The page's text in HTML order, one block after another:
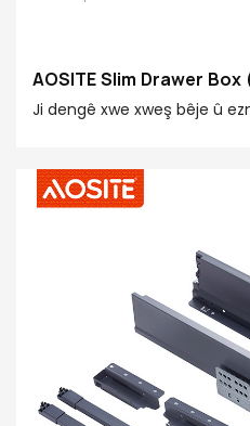
AOSITE Slim Drawer
Girtin)
Ji dengê xwe xweş bêje û